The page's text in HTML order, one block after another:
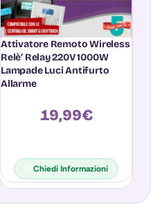
Attivatore Remoto Wireless
Relè’ Relay 220V 1000W
Lampade Luci Antifurto
Allarme
19,99€
Chiedi Informazioni